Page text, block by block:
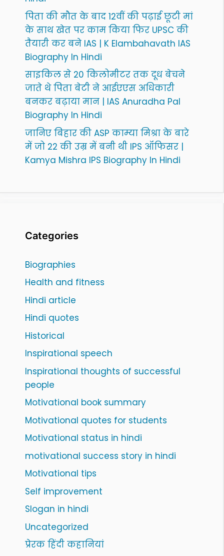
पिता की मौत के बाद 12वीं की पढ़ाई छूटी मां
के साथ खेत पर काम किया फिर UPSC की
तैयारी कर बने IAS | K Elambahavath IAS
Biography In Hindi
साइकिल से 20 किलोमीटर तक दूध बेचने
जाते थे पिता बेटी ने आईएएस अधिकारी
बनकर बढ़ाया मान | IAS Anuradha Pal
Biography In Hindi
जानिए बिहार की ASP काम्या मिश्रा के बारे
में जो 22 की उम्र में बनी थी IPS ऑफिसर |
Kamya Mishra IPS Biography In Hindi
Categories
Biographies
Health and fitness
Hindi article
Hindi quotes
Historical
Inspirational speech
Inspirational thoughts of successful
people
Motivational book summary
Motivational quotes for students
Motivational status in hindi
motivational success story in hindi
Motivational tips
Self improvement
Slogan in hindi
Uncategorized
प्रेरक हिंदी कहानियां